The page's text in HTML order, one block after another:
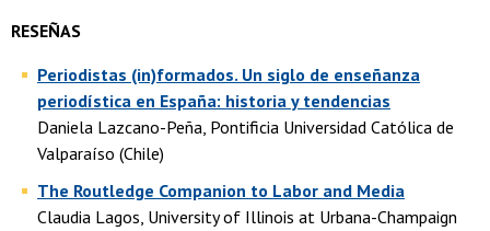
RESEÑAS
Periodistas (in)formados. Un siglo de enseñanza
periodística en España: historia y tendencias
Daniela Lazcano-Peña, Pontificia Universidad Católica de
Valparaíso (Chile)
The Routledge Companion to Labor and Media
Claudia Lagos, University of Illinois at Urbana-Champaign